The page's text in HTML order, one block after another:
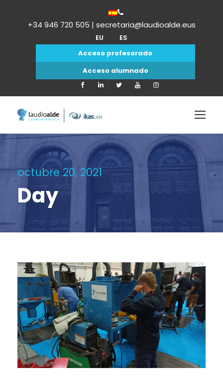
+34 946 720 505 | secretaria@laudioalde.eus
EU
ES
Acceso profesorado
Acceso alumnado
octubre 20, 2021
Day